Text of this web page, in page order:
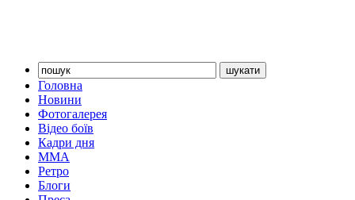
Головна
Новини
Фотогалерея
Відео боїв
Кадри дня
ММА
Ретро
Блоги